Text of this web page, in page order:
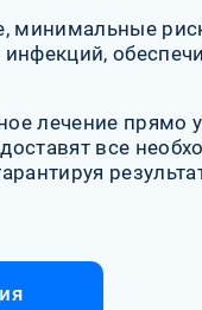
минимальные
лечение прямо
все